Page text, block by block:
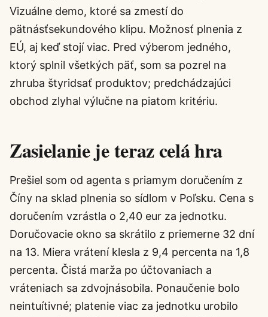
Vizuálne demo, ktoré sa zmestí do
pätnásťsekundového klipu. Možnosť plnenia z
EÚ, aj keď stojí viac. Pred výberom jedného,
ktorý splnil všetkých päť, som sa pozrel na
zhruba štyridsať produktov; predchádzajúci
obchod zlyhal výlučne na piatom kritériu.
Zasielanie je teraz celá hra
Prešiel som od agenta s priamym doručením z
Číny na sklad plnenia so sídlom v Poľsku. Cena s
doručením vzrástla o 2,40 eur za jednotku.
Doručovacie okno sa skrátilo z priemerne 32 dní
na 13. Miera vrátení klesla z 9,4 percenta na 1,8
percenta. Čistá marža po účtovaniach a
vráteniach sa zdvojnásobila. Ponaučenie bolo
neintuítivné; platenie viac za jednotku urobilo